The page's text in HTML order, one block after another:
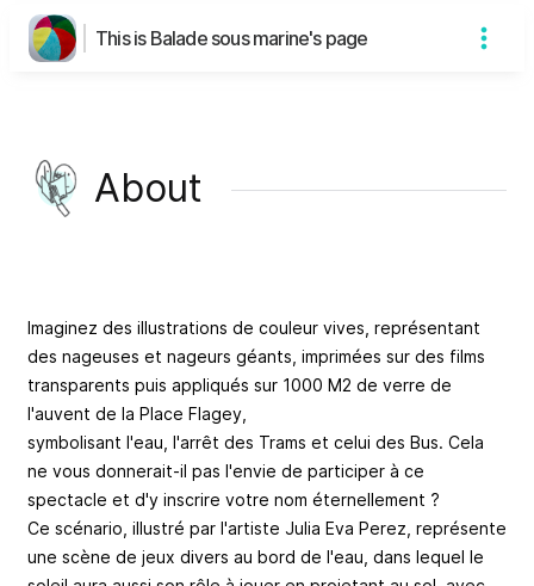
This is Balade sous marine's page
About
Imaginez des illustrations de couleur vives, représentant
des nageuses et nageurs géants, imprimées sur des films
transparents puis appliqués sur 1000 M2 de verre de
l'auvent de la Place Flagey,
symbolisant l'eau, l'arrêt des Trams et celui des Bus. Cela
ne vous donnerait-il pas l'envie de participer à ce
spectacle et d'y inscrire votre nom éternellement ?
Ce scénario, illustré par l'artiste Julia Eva Perez, représente
une scène de jeux divers au bord de l'eau, dans lequel le